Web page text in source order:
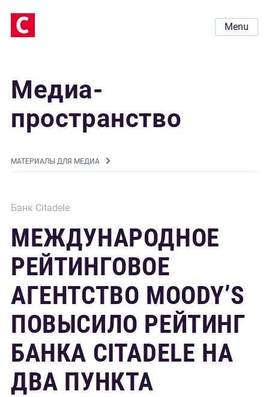
Menu
Медиа-
пространство
MАТЕРИАЛЫ ДЛЯ МЕДИА
Банк Citadele
МЕЖДУНАРОДНОЕ
РЕЙТИНГОВОЕ
АГЕНТСТВО MOODY’S
ПОВЫСИЛО РЕЙТИНГ
БАНКА CITADELE НА
ДВА ПУНКТА